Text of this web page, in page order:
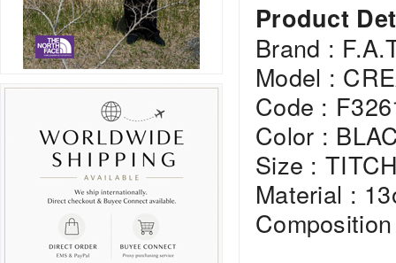
Product
Brand :
Model :
Code :
Color :
Size :
Material :